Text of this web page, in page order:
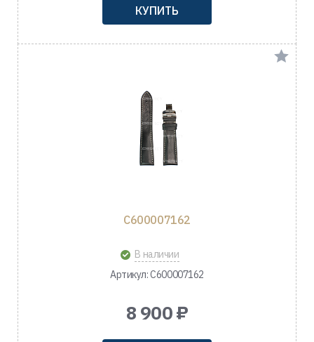
КУПИТЬ
C600007162
В наличии
Артикул: C600007162
8 900 ₽